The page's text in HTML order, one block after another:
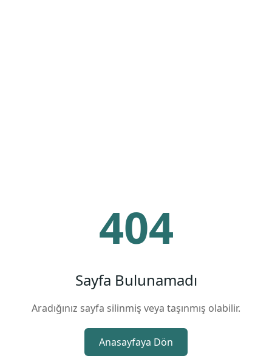
404
Sayfa Bulunamadı
Aradığınız sayfa silinmiş veya taşınmış olabilir.
Anasayfaya Dön